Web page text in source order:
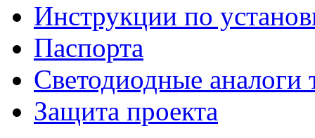
Инструкции по
Паспорта
Светодиодные аналоги
Защита проекта